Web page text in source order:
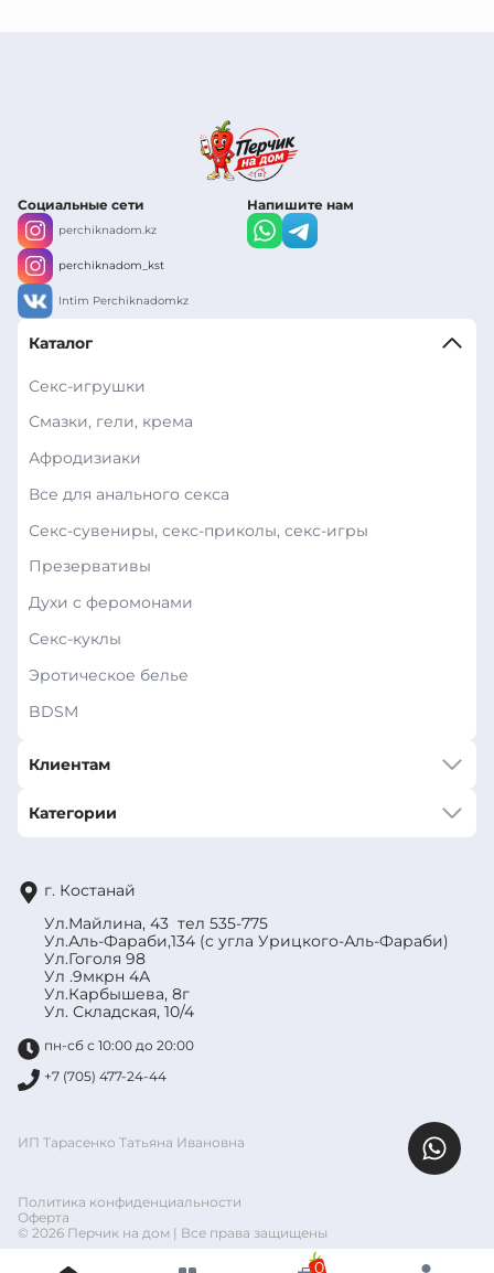
Социальные сети
perchiknadom.kz
perchiknadom_kst
Intim Perchiknadomkz
Напишите нам
Каталог
Секс-игрушки
Смазки, гели, крема
Афродизиаки
Все для анального секса
Секс-сувениры, секс-приколы, секс-игры
Презервативы
Духи с феромонами
Секс-куклы
Эротическое белье
BDSM
Клиентам
Категории
г. Костанай
Ул.Майлина, 43 тел 535-775
Ул.Аль-Фараби,134 (с угла Урицкого-Аль-Фараби)
Ул.Гоголя 98
Ул .9мкрн 4А
Ул.Карбышева, 8г
Ул. Складская, 10/4
пн-сб с 10:00 до 20:00
+7 (705) 477-24-44
ИП Тарасенко Татьяна Ивановна
Политика конфиденциальности
Оферта
© 2026 Перчик на дом | Все права защищены
0